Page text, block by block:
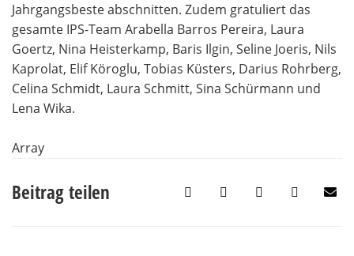
Jahrgangsbeste abschnitten. Zudem gratuliert das
gesamte IPS-Team Arabella Barros Pereira, Laura
Goertz, Nina Heisterkamp, Baris Ilgin, Seline Joeris, Nils
Kaprolat, Elif Köroglu, Tobias Küsters, Darius Rohrberg,
Celina Schmidt, Laura Schmitt, Sina Schürmann und
Lena Wika.
Array
Beitrag teilen